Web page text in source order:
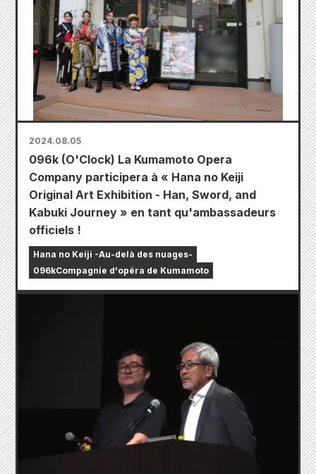
2024.08.05
096k (O'Clock) La Kumamoto Opera
Company participera à « Hana no Keiji
Original Art Exhibition - Han, Sword, and
Kabuki Journey » en tant qu'ambassadeurs
officiels !
Hana no Keiji -Au-delà des nuages-
096kCompagnie d'opéra de Kumamoto